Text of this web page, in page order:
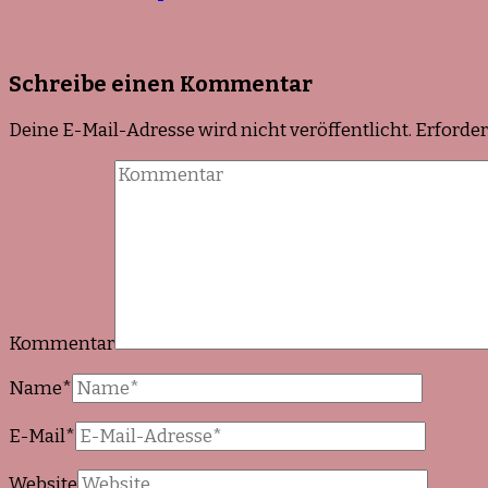
Schreibe einen Kommentar
Deine E-Mail-Adresse wird nicht veröffentlicht.
Kommentar
Name*
E-Mail*